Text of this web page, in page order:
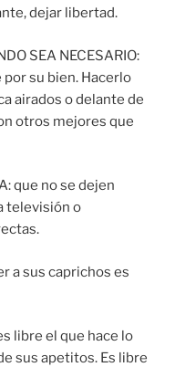
dejar libertad.
SEA NECESARIO:
por su bien. Hacerlo
airados o delante de
otros mejores que
que no se dejen
televisión o
a sus caprichos es
libre el que hace lo
sus apetitos. Es libre